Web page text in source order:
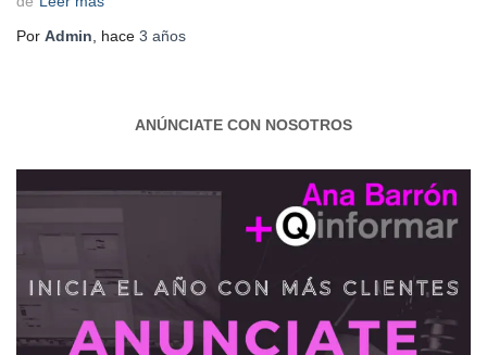
Por Admin, hace 3 años
ANÚNCIATE CON NOSOTROS